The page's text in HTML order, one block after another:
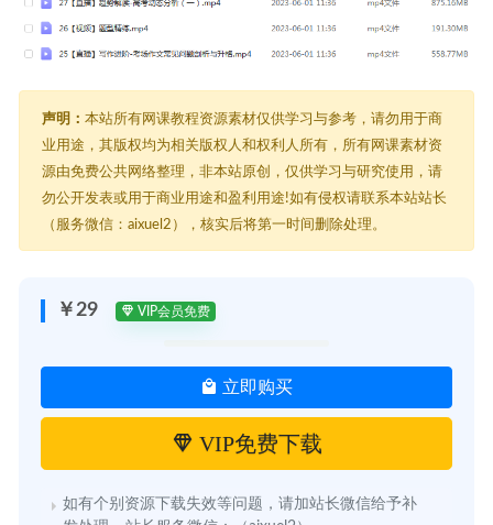
声明： 本站所有网课教程资源素材仅供学习与参考，请勿用于商
业用途，其版权均为相关版权人和权利人所有，所有网课素材资
源由免费公共网络整理，非本站原创，仅供学习与研究使用，请
勿公开发表或用于商业用途和盈利用途!如有侵权请联系本站站长
（服务微信：aixuel2），核实后将第一时间删除处理。
￥29 VIP会员免费
立即购买
VIP免费下载
如有个别资源下载失效等问题，请加站长微信给予补